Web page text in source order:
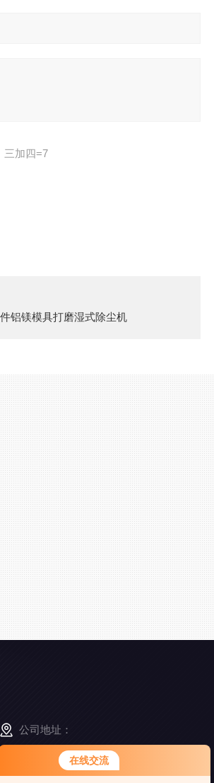
在线交流
三加四=7
铝镁模具打磨湿式除尘机
公司地址：
江苏省南京市高淳区经济开发区凤山路5-8号